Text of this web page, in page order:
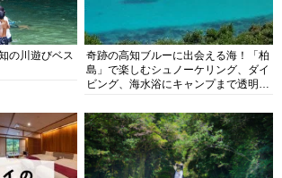
の川遊びベス
奇跡の高知ブルーに出会える海！「柏
島」で楽しむシュノーケリング、ダイ
ビング、海水浴にキャンプまで透明度